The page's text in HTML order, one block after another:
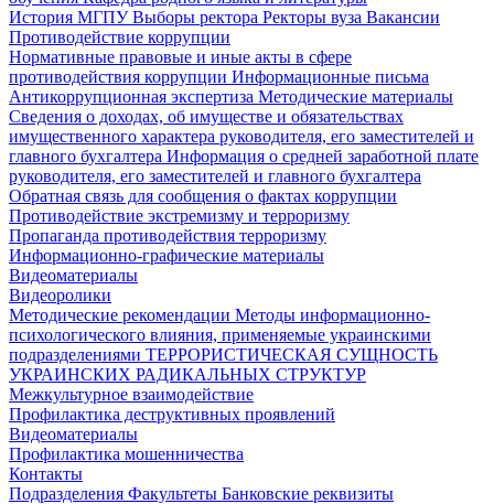
История МГПУВыборы ректора Ректоры вуза Вакансии
Противодействие коррупции
Нормативные правовые и иные акты в сфере
противодействия коррупции Информационные письма
Антикоррупционная экспертиза Методические материалы
Сведения о доходах, об имуществе и обязательствах
имущественного характера руководителя, его заместителей и
главного бухгалтера Информация о средней заработной плате
руководителя, его заместителей и главного бухгалтера
Обратная связь для сообщения о фактах коррупции
Противодействие экстремизму и терроризму
Пропаганда противодействия терроризму
Информационно-графические материалы
Видеоматериалы
Видеоролики
Методические рекомендации Методы информационно-
психологического влияния, применяемые украинскими
подразделениями ТЕРРОРИСТИЧЕСКАЯ СУЩНОСТЬ
УКРАИНСКИХ РАДИКАЛЬНЫХ СТРУКТУР
Межкультурное взаимодействие
Профилактика деструктивных проявлений
Видеоматериалы
Профилактика мошенничества
Контакты
Подразделения Факультеты Банковские реквизиты